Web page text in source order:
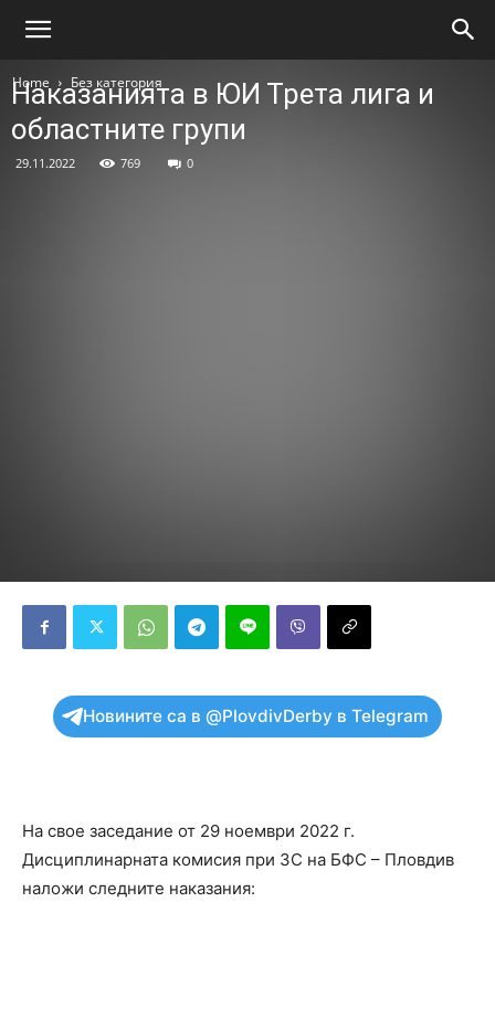
Home Без категория
Наказанията в ЮИ Трета лига и
областните групи
29.11.2022 769 0
Новините са в @PlovdivDerby в Telegram
На свое заседание от 29 ноември 2022 г.
Дисциплинарната комисия при ЗС на БФС – Пловдив
наложи следните наказания: